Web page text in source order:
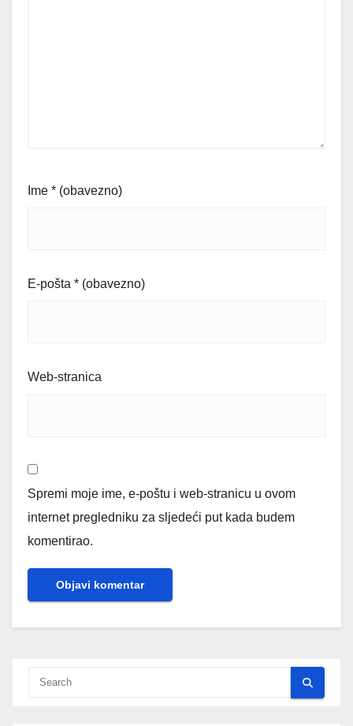
Ime * (obavezno)
E-pošta * (obavezno)
Web-stranica
Spremi moje ime, e-poštu i web-stranicu u ovom
internet pregledniku za sljedeći put kada budem
komentirao.